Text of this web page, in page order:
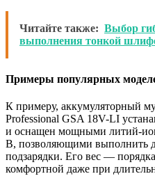
Читайте также: Выбор
выполнения тонкой
Примеры популярных
К примеру, аккумуляторный
Professional GSA 18V-LI
и оснащен мощными литий-
В, позволяющими выполнить
подзарядки. Его вес —
комфортной даже при